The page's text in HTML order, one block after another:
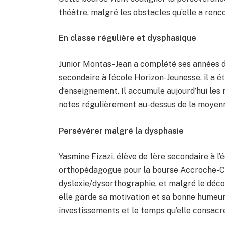
théâtre, malgré les obstacles qu’elle a
En classe régulière et dysphasique
Junior Montas-Jean a complété ses années
secondaire à l’école Horizon-Jeunesse, il a
d’enseignement. Il accumule aujourd’hui
notes régulièrement au-dessus de la
Persévérer malgré la dysphasie
Yasmine Fizazi, élève de 1ère secondaire à
orthopédagogue pour la bourse Accroche-
dyslexie/dysorthographie, et malgré le
elle garde sa motivation et sa bonne
investissements et le temps qu’elle